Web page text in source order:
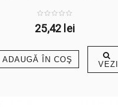
25,42 lei
ADAUGĂ ÎN COŞ VEZI